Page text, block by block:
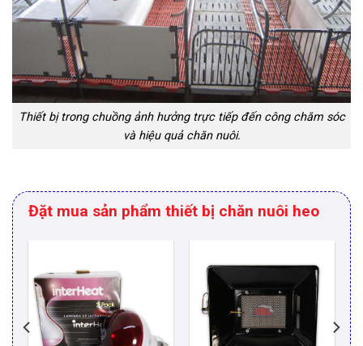
Thiết bị trong chuồng ảnh hưởng trực tiếp đến công chăm sóc
và hiệu quả chăn nuôi.
Đặt mua sản phẩm thiết bị chăn nuôi heo